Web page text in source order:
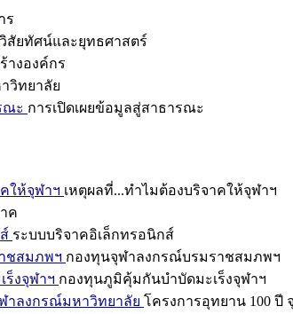
ร
วิสัยทัศน์และยุทธศาสตร์
างองค์กร
วิทยาลัย
ณะ การเปิดเผยข้อมูลสู่สาธารณะ
ให้จุฬาฯ เหตุผลที่...ทำไมต้องบริจาคให้จุฬาฯ
ค
ระบบบริจาคอิเล็กทรอนิกส์
ชสมภพฯ กองทุนจุฬาลงกรณ์บรมราชสมภพฯ
งจุฬาฯ กองทุนภูมิคุ้มกันบำบัดมะเร็งจุฬาฯ
าลงกรณ์มหาวิทยาลัย โครงการอุทยาน 100